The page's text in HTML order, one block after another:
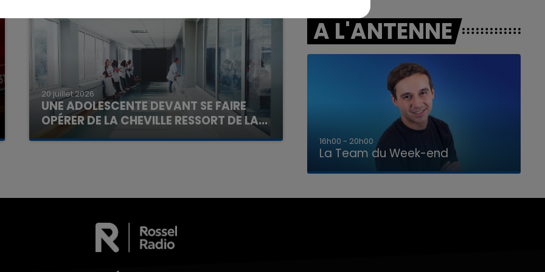
20 juillet 2026
UNE ADOLESCENTE DEVANT SE FAIRE
OPÉRER DE LA CHEVILLE RESSORT DE LA...
La famille a porté plainte contre la clinique qui a
A L'ANTENNE
16h00 - 20h00 7h00 - 12h00
La Team du Week-end